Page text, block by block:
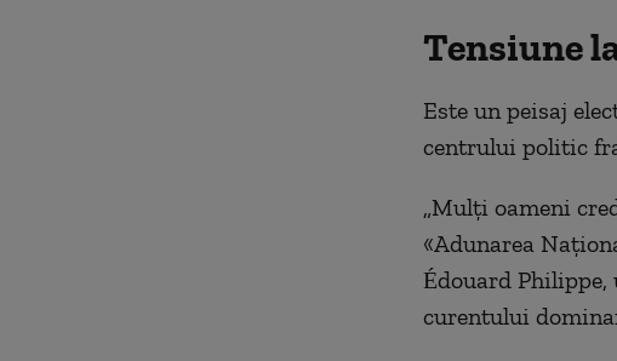
Tensiune
Este un peisaj
centrului politic
„Mulți oameni
«Adunarea
Édouard
curentului